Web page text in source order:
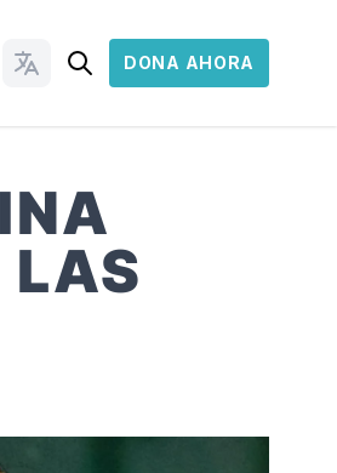
Cambiar idiomaDONA AHORA
LAS